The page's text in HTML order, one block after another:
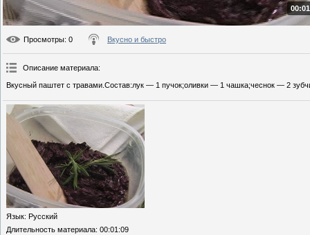
Просмотры: 0 Вкусно и быстро
Описание материала:
Вкусный паштет с травами.Состав:лук — 1 пучок;оливки — 1 чашка;чеснок — 2
Язык: Русский
Длительность материала: 00:01:09